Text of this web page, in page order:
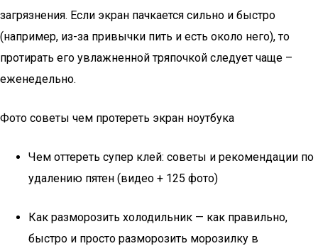
загрязнения. Если экран пачкается сильно и быстро
(например, из-за привычки пить и есть около него), то
протирать его увлажненной тряпочкой следует чаще –
еженедельно.
Фото советы чем протереть экран ноутбука
Чем оттереть супер клей: советы и рекомендации по
удалению пятен (видео + 125 фото)
Как разморозить холодильник — как правильно,
быстро и просто разморозить морозилку в